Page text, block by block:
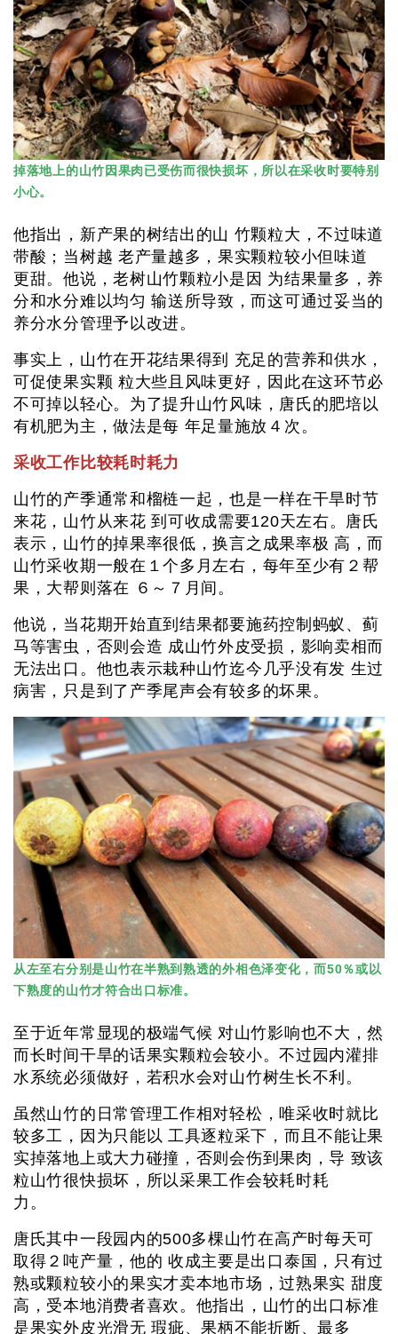
掉落地上的山竹因果肉已受伤而很快损坏，所以在采收时要特别
小心。
他指出，新产果的树结出的山 竹颗粒大，不过味道
带酸；当树越 老产量越多，果实颗粒较小但味道
更甜。他说，老树山竹颗粒小是因 为结果量多，养
分和水分难以均匀 输送所导致，而这可通过妥当的
养分水分管理予以改进。
事实上，山竹在开花结果得到 充足的营养和供水，
可促使果实颗 粒大些且风味更好，因此在这环节必
不可掉以轻心。为了提升山竹风味，唐氏的肥培以
有机肥为主，做法是每 年足量施放４次。
采收工作比较耗时耗力
山竹的产季通常和榴梿一起，也是一样在干旱时节
来花，山竹从来花 到可收成需要120天左右。唐氏
表示，山竹的掉果率很低，换言之成果率极 高，而
山竹采收期一般在１个多月左右，每年至少有２帮
果，大帮则落在 ６～７月间。
他说，当花期开始直到结果都要施药控制蚂蚁、蓟
马等害虫，否则会造 成山竹外皮受损，影响卖相而
无法出口。他也表示栽种山竹迄今几乎没有发 生过
病害，只是到了产季尾声会有较多的坏果。
从左至右分别是山竹在半熟到熟透的外相色泽变化，而50％或以
下熟度的山竹才符合出口标准。
至于近年常显现的极端气候 对山竹影响也不大，然
而长时间干旱的话果实颗粒会较小。不过园内灌排
水系统必须做好，若积水会对山竹树生长不利。
虽然山竹的日常管理工作相对轻松，唯采收时就比
较多工，因为只能以 工具逐粒采下，而且不能让果
实掉落地上或大力碰撞，否则会伤到果肉，导 致该
粒山竹很快损坏，所以采果工作会较耗时耗
力。
唐氏其中一段园内的500多棵山竹在高产时每天可
取得２吨产量，他的 收成主要是出口泰国，只有过
熟或颗粒较小的果实才卖本地市场，过熟果实 甜度
高，受本地消费者喜欢。他指出，山竹的出口标准
是果实外皮光滑无 瑕疵、果柄不能折断、最多